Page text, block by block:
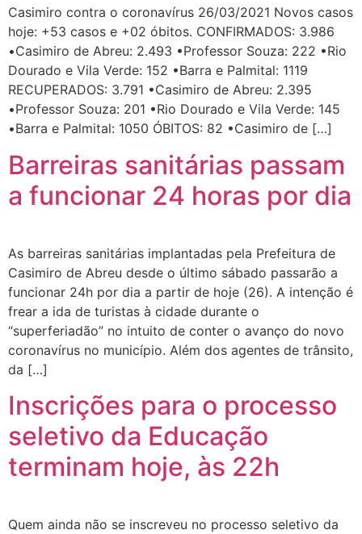
Casimiro contra o coronavírus 26/03/2021 Novos casos
hoje: +53 casos e +02 óbitos. CONFIRMADOS: 3.986
•Casimiro de Abreu: 2.493 •Professor Souza: 222 •Rio
Dourado e Vila Verde: 152 •Barra e Palmital: 1119
RECUPERADOS: 3.791 •Casimiro de Abreu: 2.395
•Professor Souza: 201 •Rio Dourado e Vila Verde: 145
•Barra e Palmital: 1050 ÓBITOS: 82 •Casimiro de […]
Barreiras sanitárias passam
a funcionar 24 horas por dia
As barreiras sanitárias implantadas pela Prefeitura de
Casimiro de Abreu desde o último sábado passarão a
funcionar 24h por dia a partir de hoje (26). A intenção é
frear a ida de turistas à cidade durante o
“superferiadão” no intuito de conter o avanço do novo
coronavírus no município. Além dos agentes de trânsito,
da […]
Inscrições para o processo
seletivo da Educação
terminam hoje, às 22h
Quem ainda não se inscreveu no processo seletivo da